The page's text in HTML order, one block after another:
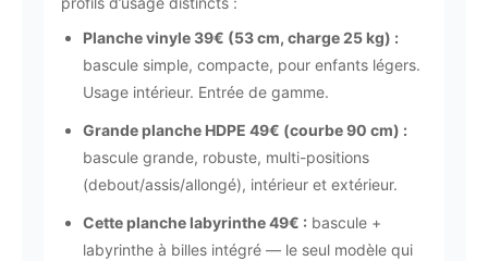
Planche vinyle 39€ (53 cm, charge 25 kg) :
bascule simple, compacte, pour enfants légers.
Usage intérieur. Entrée de gamme.
Grande planche HDPE 49€ (courbe 90 cm) :
bascule grande, robuste, multi-positions
(debout/assis/allongé), intérieur et extérieur.
Cette planche labyrinthe 49€ : bascule +
labyrinthe à billes intégré — le seul modèle qui